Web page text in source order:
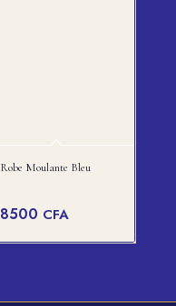
Robe Moulante Bleu
8500 CFA